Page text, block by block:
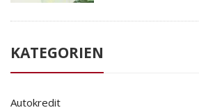
KATEGORIEN
Autokredit